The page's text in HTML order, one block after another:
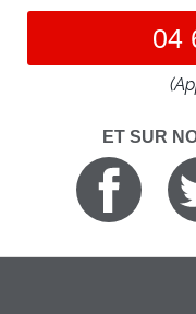
04
ET SUR